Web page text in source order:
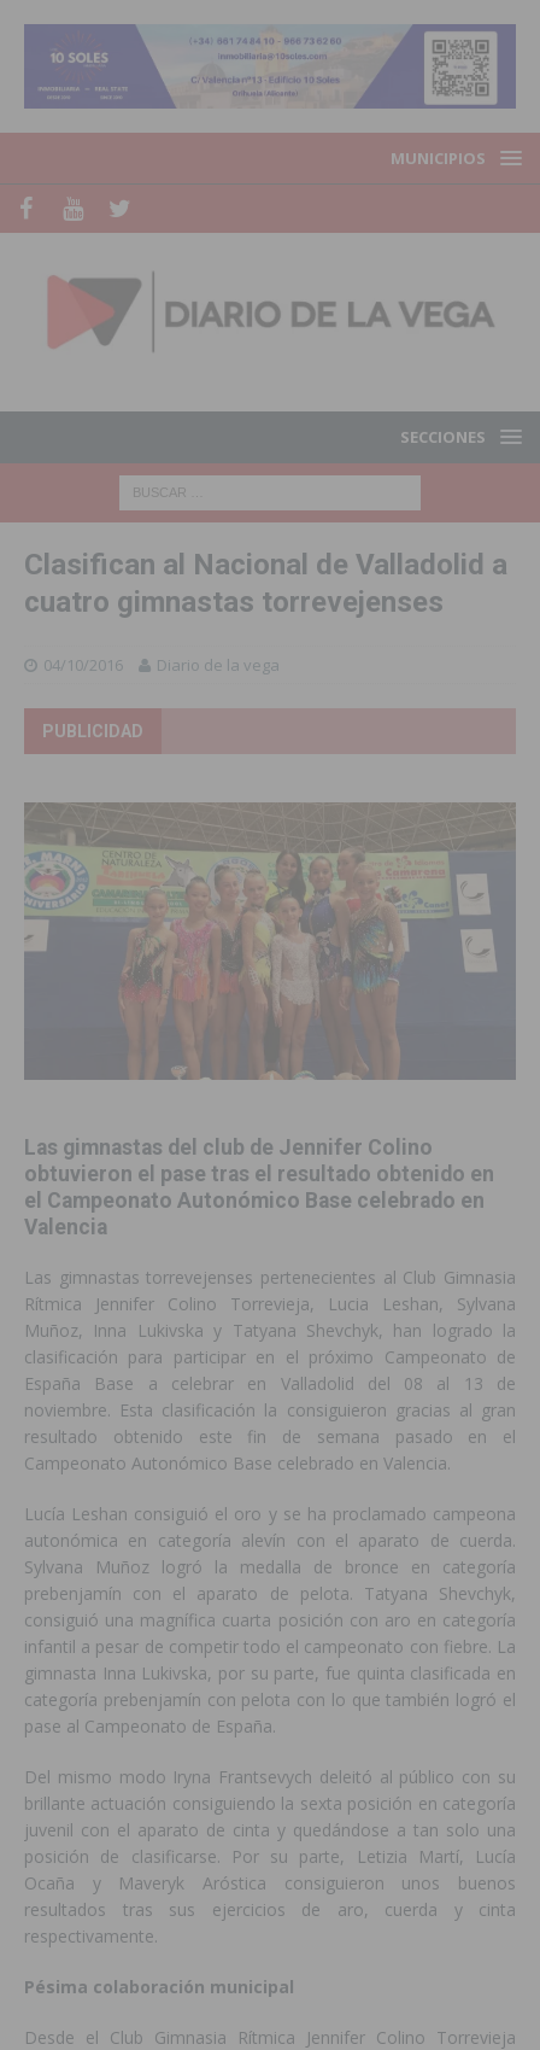
MUNICIPIOS
SECCIONES
Clasifican al Nacional de Valladolid a
cuatro gimnastas torrevejenses
04/10/2016 Diario de la vega
PUBLICIDAD
Las gimnastas del club de Jennifer Colino
obtuvieron el pase tras el resultado obtenido en
el Campeonato Autonómico Base celebrado en
Valencia
Las gimnastas torrevejenses pertenecientes al Club Gimnasia
Rítmica Jennifer Colino Torrevieja, Lucia Leshan, Sylvana
Muñoz, Inna Lukivska y Tatyana Shevchyk, han logrado la
clasificación para participar en el próximo Campeonato de
España Base a celebrar en Valladolid del 08 al 13 de
noviembre. Esta clasificación la consiguieron gracias al gran
resultado obtenido este fin de semana pasado en el
Campeonato Autonómico Base celebrado en Valencia.
Lucía Leshan consiguió el oro y se ha proclamado campeona
autonómica en categoría alevín con el aparato de cuerda.
Sylvana Muñoz logró la medalla de bronce en categoría
prebenjamín con el aparato de pelota. Tatyana Shevchyk,
consiguió una magnífica cuarta posición con aro en categoría
infantil a pesar de competir todo el campeonato con fiebre. La
gimnasta Inna Lukivska, por su parte, fue quinta clasificada en
categoría prebenjamín con pelota con lo que también logró el
pase al Campeonato de España.
Del mismo modo Iryna Frantsevych deleitó al público con su
brillante actuación consiguiendo la sexta posición en categoría
juvenil con el aparato de cinta y quedándose a tan solo una
posición de clasificarse. Por su parte, Letizia Martí, Lucía
Ocaña y Maveryk Aróstica consiguieron unos buenos
resultados tras sus ejercicios de aro, cuerda y cinta
respectivamente.
Pésima colaboración municipal
Desde el Club Gimnasia Rítmica Jennifer Colino Torrevieja